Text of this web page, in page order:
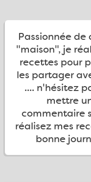
Passionnée de
"maison", je
recettes pour
les partager
.... n'hésitez
mettre
commentaire
réalisez mes
bonne